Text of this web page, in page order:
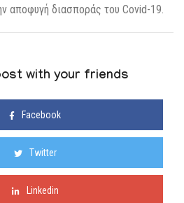
αποφυγή διασποράς του Covid-19.
with your friends
Facebook
Twitter
Linkedin